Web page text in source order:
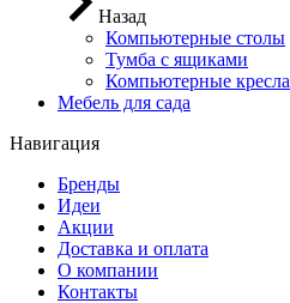
Назад
Компьютерные столы
Тумба с ящиками
Компьютерные кресла
Мебель для сада
Навигация
Бренды
Идеи
Акции
Доставка и оплата
О компании
Контакты